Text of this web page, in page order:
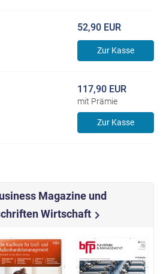
52,90 EUR
Zur Kasse
117,90 EUR
mit Prämie
Zur Kasse
Magazine und
Wirtschaftchevron_right